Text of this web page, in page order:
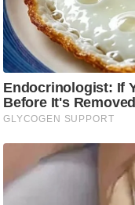
e
w
s
ला
इ
फ
ल